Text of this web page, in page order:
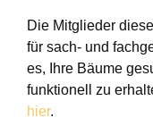
Die Mitglieder
für sach- und
es, Ihre Bäume
funktionell zu
hier.